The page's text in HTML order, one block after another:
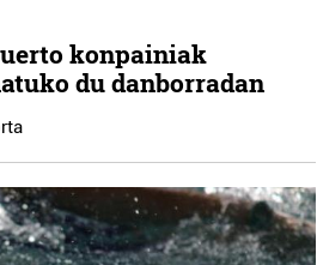
konpainiak
du danborradan